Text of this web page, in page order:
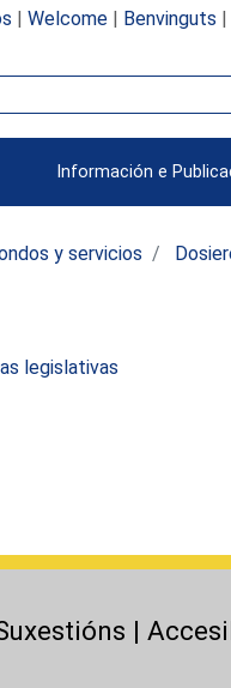
| Welcome| Benvinguts |
Información e
y servicios
legislativas
|